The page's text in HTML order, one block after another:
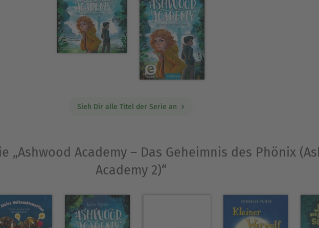
Karin Müller lebt auf dem Land bei Hannover und wenn sie
in der Natur unterwegs.
Ausblenden
Sieh Dir alle Titel der Serie an
„Ashwood Academy – Das Geheimnis des Phönix
Academy 2)“